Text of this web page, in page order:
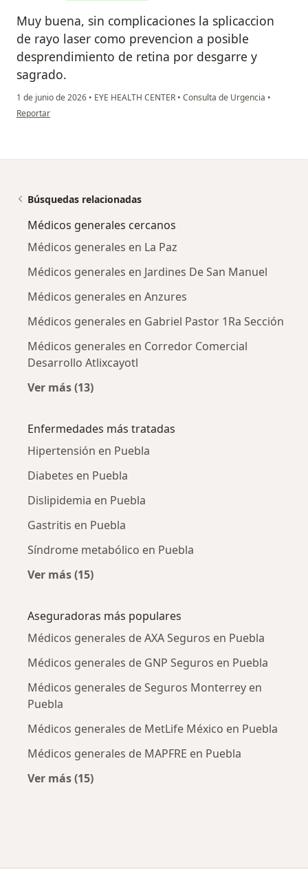
Muy buena, sin complicaciones la splicaccion
de rayo laser como prevencion a posible
desprendimiento de retina por desgarre y
sagrado.
1 de junio de 2026 • EYE HEALTH CENTER • Consulta de Urgencia •
en opinión del usuario CGC
Reportar
Búsquedas relacionadas
Médicos generales cercanos
Médicos generales en La Paz
Médicos generales en Jardines De San Manuel
Médicos generales en Anzures
Médicos generales en Gabriel Pastor 1Ra Sección
Médicos generales en Corredor Comercial
Desarrollo Atlixcayotl
Ver más (13)
Enfermedades más tratadas
Hipertensión en Puebla
Diabetes en Puebla
Dislipidemia en Puebla
Gastritis en Puebla
Síndrome metabólico en Puebla
Ver más (15)
Aseguradoras más populares
Médicos generales de AXA Seguros en Puebla
Médicos generales de GNP Seguros en Puebla
Médicos generales de Seguros Monterrey en
Puebla
Médicos generales de MetLife México en Puebla
Médicos generales de MAPFRE en Puebla
Ver más (15)